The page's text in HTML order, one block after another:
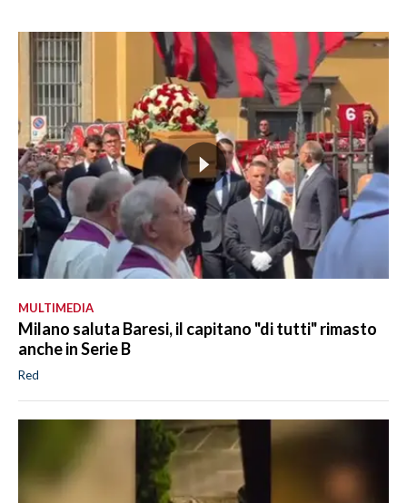
MULTIMEDIA
Milano saluta Baresi, il capitano "di tutti" rimasto
anche in Serie B
Red